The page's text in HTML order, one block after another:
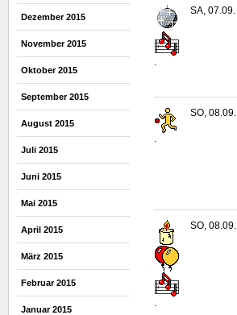
Dezember 2015
November 2015
Oktober 2015
September 2015
August 2015
Juli 2015
Juni 2015
Mai 2015
April 2015
März 2015
Februar 2015
Januar 2015
SA, 07.09.
SO, 08.09.
.
SO, 08.09.